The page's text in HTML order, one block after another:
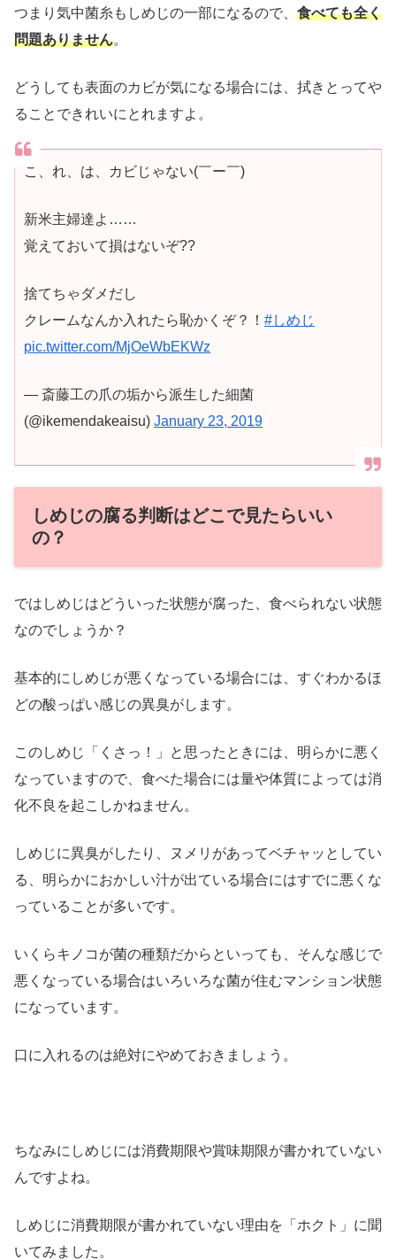
つまり気中菌糸もしめじの一部になるので、 食べても全く
問題ありません。
どうしても表面のカビが気になる場合には、拭きとってや
ることできれいにとれますよ。
こ、れ、は、カビじゃない(￣ー￣)
新米主婦達よ……
覚えておいて損はないぞ??
捨てちゃダメだし
クレームなんか入れたら恥かくぞ？！ #しめじ
pic.twitter.com/MjOeWbEKWz
— 斎藤工の爪の垢から派生した細菌
(@ikemendakeaisu) January 23, 2019
しめじの腐る判断はどこで見たらいい
の？
ではしめじはどういった状態が腐った、食べられない状態
なのでしょうか？
基本的にしめじが悪くなっている場合には、すぐわかるほ
どの酸っぱい感じの異臭がします。
このしめじ「くさっ！」と思ったときには、明らかに悪く
なっていますので、食べた場合には量や体質によっては消
化不良を起こしかねません。
しめじに異臭がしたり、ヌメリがあってベチャッとしてい
る、明らかにおかしい汁が出ている場合にはすでに悪くな
っていることが多いです。
いくらキノコが菌の種類だからといっても、そんな感じで
悪くなっている場合はいろいろな菌が住むマンション状態
になっています。
口に入れるのは絶対にやめておきましょう。
ちなみにしめじには消費期限や賞味期限が書かれていない
んですよね。
しめじに消費期限が書かれていない理由を「ホクト」に聞
いてみました。